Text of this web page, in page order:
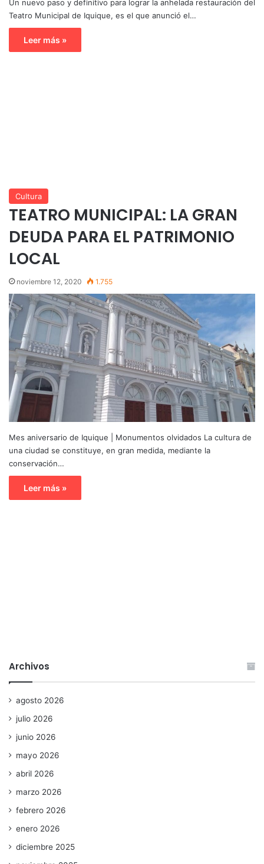
Un nuevo paso y definitivo para lograr la anhelada restauración del
Teatro Municipal de Iquique, es el que anunció el…
Leer más »
Cultura
TEATRO MUNICIPAL: LA GRAN
DEUDA PARA EL PATRIMONIO
LOCAL
noviembre 12, 2020 1.755
Mes aniversario de Iquique | Monumentos olvidados La cultura de
una ciudad se constituye, en gran medida, mediante la
conservación…
Leer más »
Archivos
agosto 2026
julio 2026
junio 2026
mayo 2026
abril 2026
marzo 2026
febrero 2026
enero 2026
diciembre 2025